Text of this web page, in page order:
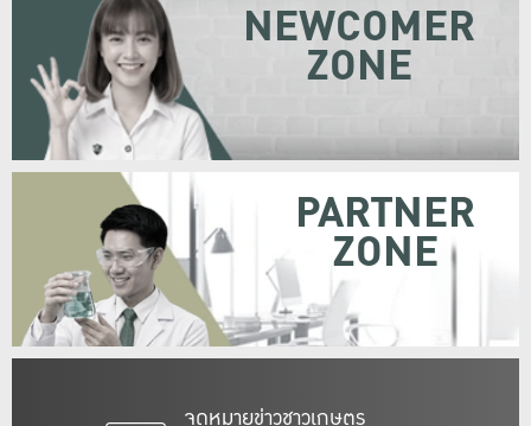
จดหมายข่าวชาวเกษตร
NEWCOMER
ZONE
PARTNER
ZONE